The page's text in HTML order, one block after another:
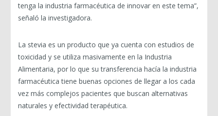
tenga la industria farmacéutica de innovar en este tema”,
señaló la investigadora.
La stevia es un producto que ya cuenta con estudios de
toxicidad y se utiliza masivamente en la Industria
Alimentaria, por lo que su transferencia hacía la industria
farmacéutica tiene buenas opciones de llegar a los cada
vez más complejos pacientes que buscan alternativas
naturales y efectividad terapéutica.